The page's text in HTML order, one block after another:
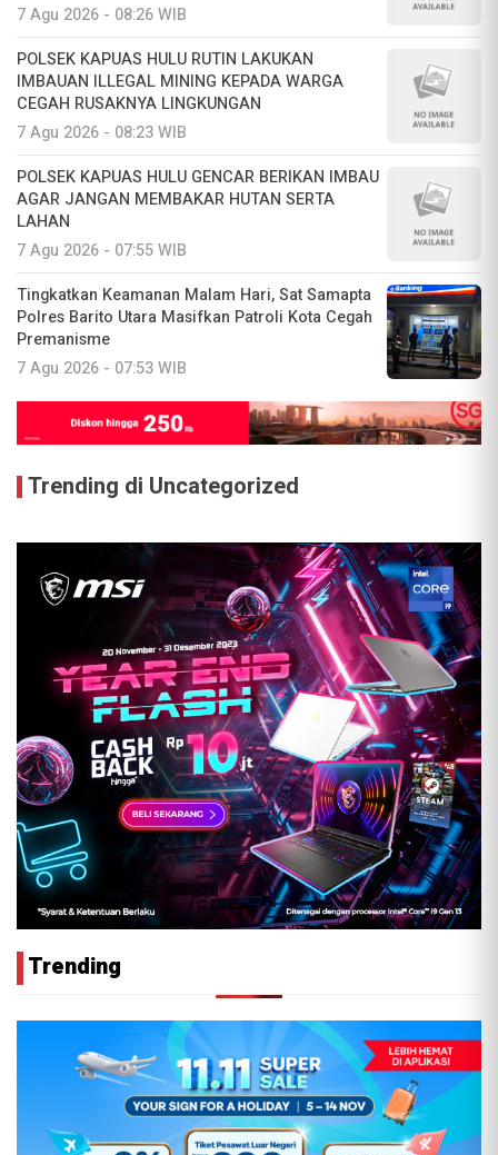
7 Agu 2026 - 08:26 WIB
POLSEK KAPUAS HULU RUTIN LAKUKAN
IMBAUAN ILLEGAL MINING KEPADA WARGA
CEGAH RUSAKNYA LINGKUNGAN
7 Agu 2026 - 08:23 WIB
POLSEK KAPUAS HULU GENCAR BERIKAN IMBAU
AGAR JANGAN MEMBAKAR HUTAN SERTA
LAHAN
7 Agu 2026 - 07:55 WIB
Tingkatkan Keamanan Malam Hari, Sat Samapta
Polres Barito Utara Masifkan Patroli Kota Cegah
Premanisme
7 Agu 2026 - 07:53 WIB
Trending di Uncategorized
Trending